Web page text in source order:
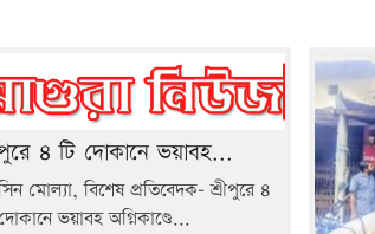
৪ টি দোকানে ভয়াবহ...
মোল্যা, বিশেষ প্রতিবেদক- শ্রীপুরে ৪
ভয়াবহ অগ্নিকাণ্ডে...